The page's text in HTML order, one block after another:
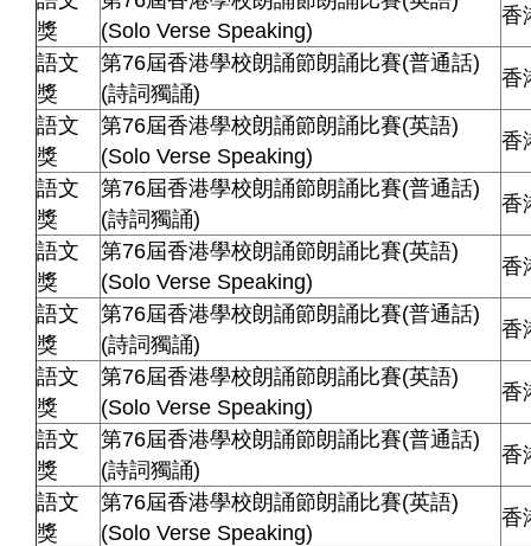
獎
(Solo Verse Speaking)
香
語文
獎
第76屆香港學校朗誦節朗誦比賽(普通話)
(詩詞獨誦)
香
語文
獎
第76屆香港學校朗誦節朗誦比賽(英語)
(Solo Verse Speaking)
香
語文
獎
第76屆香港學校朗誦節朗誦比賽(普通話)
(詩詞獨誦)
香
語文
獎
第76屆香港學校朗誦節朗誦比賽(英語)
(Solo Verse Speaking)
香
語文
獎
第76屆香港學校朗誦節朗誦比賽(普通話)
(詩詞獨誦)
香
語文
獎
第76屆香港學校朗誦節朗誦比賽(英語)
(Solo Verse Speaking)
香
語文
獎
第76屆香港學校朗誦節朗誦比賽(普通話)
(詩詞獨誦)
香
語文
獎
第76屆香港學校朗誦節朗誦比賽(英語)
(Solo Verse Speaking)
香